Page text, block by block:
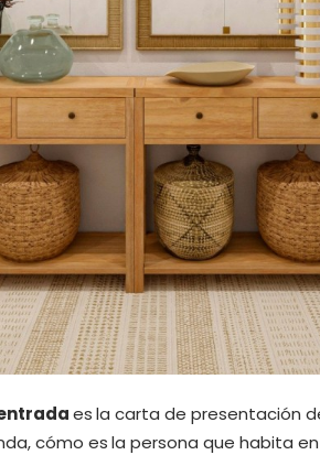
es la carta de presentación
cómo es la persona que habita